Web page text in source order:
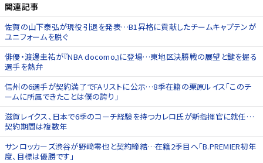
関連記事
佐賀の山下泰弘が現役引退を発表…B1昇格に貢献したチームキャプテンが
ユニフォームを脱ぐ
俳優・渡邊圭祐が『NBA docomo』に登場…東地区決勝戦の展望と鍵を握る
選手を熱弁
信州の6選手が契約満了でFAリストに公示…8季在籍の栗原ルイス「このチ
ームに所属できたことは僕の誇り」
滋賀レイクス、日本で6季のコーチ経験を持つカレロ氏が新指揮官に就任…
契約期間は複数年
サンロッカーズ渋谷が野﨑零也と契約締結…在籍2季目へ「B.PREMIER初年
度、目標は優勝です」